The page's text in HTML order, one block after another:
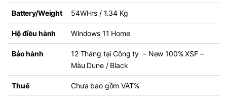
Battery/Weight 54WHrs / 1.34 Kg
Hệ điều hành Windows 11 Home
Bảo hành
12 Tháng tại Công ty – New 100% XSF –
Màu Dune / Black
Thuế Chưa bao gồm VAT%